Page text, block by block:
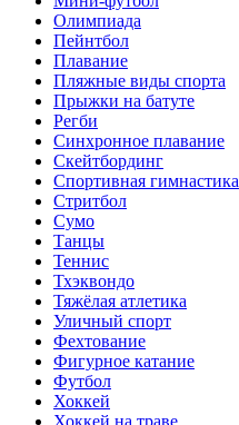
Олимпиада
Пейнтбол
Плавание
Пляжные виды спорта
Прыжки на батуте
Регби
Синхронное плавание
Скейтбординг
Спортивная гимнастика
Стритбол
Сумо
Танцы
Теннис
Тхэквондо
Тяжёлая атлетика
Уличный спорт
Фехтование
Фигурное катание
Футбол
Хоккей